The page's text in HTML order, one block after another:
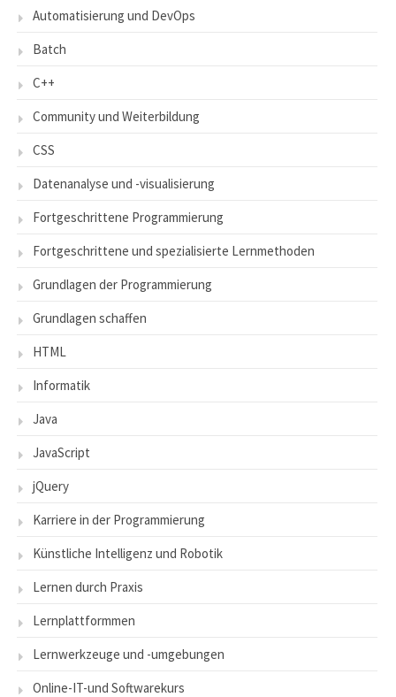
Automatisierung und DevOps
Batch
C++
Community und Weiterbildung
CSS
Datenanalyse und -visualisierung
Fortgeschrittene Programmierung
Fortgeschrittene und spezialisierte Lernmethoden
Grundlagen der Programmierung
Grundlagen schaffen
HTML
Informatik
Java
JavaScript
jQuery
Karriere in der Programmierung
Künstliche Intelligenz und Robotik
Lernen durch Praxis
Lernplattformmen
Lernwerkzeuge und -umgebungen
Online-IT-und Softwarekurs